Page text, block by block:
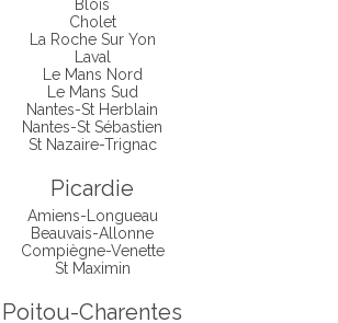
Blois
Cholet
La Roche Sur Yon
Laval
Le Mans Nord
Le Mans Sud
Nantes-St Herblain
Nantes-St Sébastien
St Nazaire-Trignac
Picardie
Amiens-Longueau
Beauvais-Allonne
Compiègne-Venette
St Maximin
Poitou-Charentes